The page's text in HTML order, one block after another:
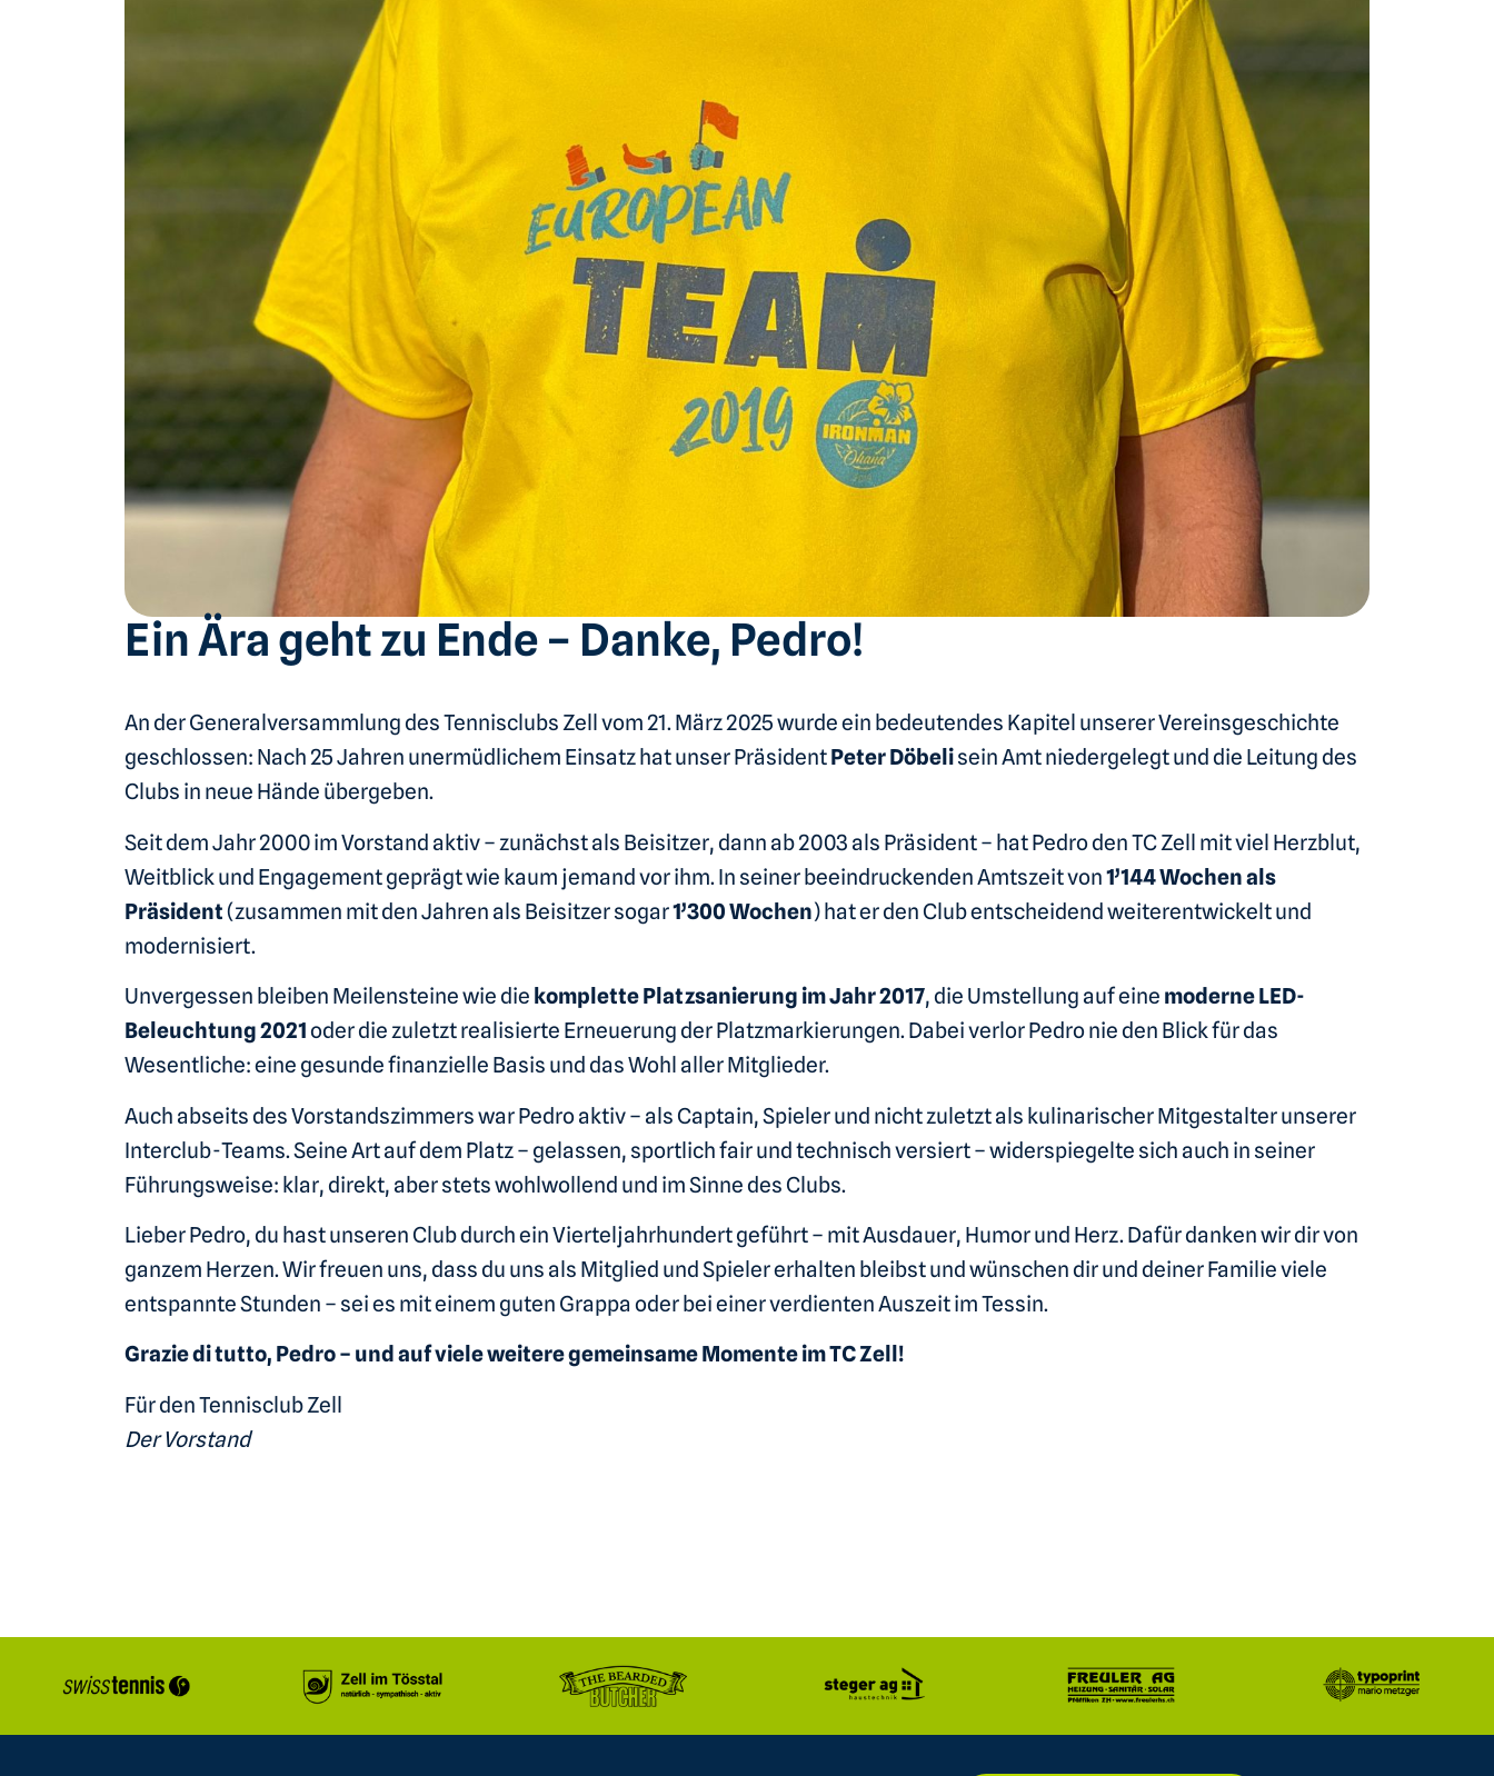
Ein Ära geht zu Ende – Danke, Pedro!
An der Generalversammlung des Tennisclubs Zell vom 21. März 2025 wurde ein bedeutendes Kapitel unserer Vereinsgeschichte
geschlossen: Nach 25 Jahren unermüdlichem Einsatz hat unser PräsidentPeter Döbelisein Amt niedergelegt und die Leitung des
Clubs in neue Hände übergeben.
Seit dem Jahr 2000 im Vorstand aktiv – zunächst als Beisitzer, dann ab 2003 als Präsident – hat Pedro den TC Zell mit viel Herzblut,
Weitblick und Engagement geprägt wie kaum jemand vor ihm. In seiner beeindruckenden Amtszeit von1’144 Wochen als
Präsident(zusammen mit den Jahren als Beisitzer sogar1’300 Wochen) hat er den Club entscheidend weiterentwickelt und
modernisiert.
Unvergessen bleiben Meilensteine wie die komplette Platzsanierung im Jahr 2017, die Umstellung auf eine moderne LED-
Beleuchtung 2021oder die zuletzt realisierte Erneuerung der Platzmarkierungen. Dabei verlor Pedro nie den Blick für das
Wesentliche: eine gesunde finanzielle Basis und das Wohl aller Mitglieder.
Auch abseits des Vorstandszimmers war Pedro aktiv – als Captain, Spieler und nicht zuletzt als kulinarischer Mitgestalter unserer
Interclub-Teams. Seine Art auf dem Platz – gelassen, sportlich fair und technisch versiert – widerspiegelte sich auch in seiner
Führungsweise: klar, direkt, aber stets wohlwollend und im Sinne des Clubs.
Lieber Pedro, du hast unseren Club durch ein Vierteljahrhundert geführt – mit Ausdauer, Humor und Herz. Dafür danken wir dir von
ganzem Herzen. Wir freuen uns, dass du uns als Mitglied und Spieler erhalten bleibst und wünschen dir und deiner Familie viele
entspannte Stunden – sei es mit einem guten Grappa oder bei einer verdienten Auszeit im Tessin.
Grazie di tutto, Pedro – und auf viele weitere gemeinsame Momente im TC Zell!
Für den Tennisclub Zell
Der Vorstand